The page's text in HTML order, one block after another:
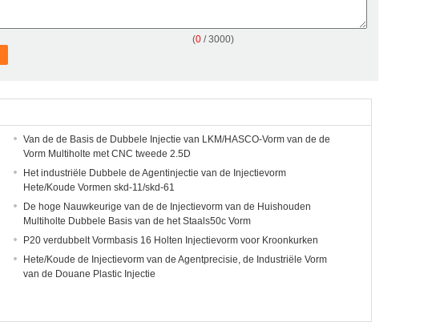
(0 / 3000)
Van de de Basis de Dubbele Injectie van LKM/HASCO-Vorm van de de
Vorm Multiholte met CNC tweede 2.5D
Het industriële Dubbele de Agentinjectie van de Injectievorm
Hete/Koude Vormen skd-11/skd-61
De hoge Nauwkeurige van de de Injectievorm van de Huishouden
Multiholte Dubbele Basis van de het Staals50c Vorm
P20 verdubbelt Vormbasis 16 Holten Injectievorm voor Kroonkurken
Hete/Koude de Injectievorm van de Agentprecisie, de Industriële Vorm
van de Douane Plastic Injectie